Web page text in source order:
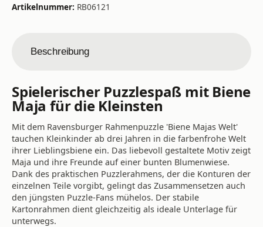
Artikelnummer: RB06121
Beschreibung
Spielerischer Puzzlespaß mit Biene
Maja für die Kleinsten
Mit dem Ravensburger Rahmenpuzzle 'Biene Majas Welt'
tauchen Kleinkinder ab drei Jahren in die farbenfrohe Welt
ihrer Lieblingsbiene ein. Das liebevoll gestaltete Motiv zeigt
Maja und ihre Freunde auf einer bunten Blumenwiese.
Dank des praktischen Puzzlerahmens, der die Konturen der
einzelnen Teile vorgibt, gelingt das Zusammensetzen auch
den jüngsten Puzzle-Fans mühelos. Der stabile
Kartonrahmen dient gleichzeitig als ideale Unterlage für
unterwegs.